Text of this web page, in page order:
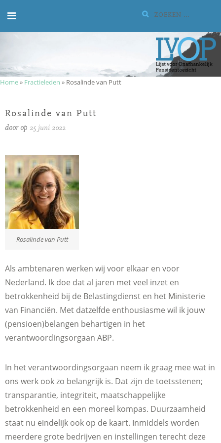
naar
de
Zoeken:
Home» Fractieleden » Rosalinde van Putt
Rosalinde van Putt
door op 25 juni 2022
Rosalinde van Putt
Als ambtenaren werken wij voor elkaar en voor
Nederland. Ik doe dat al jaren met veel inzet en
betrokkenheid bij de Belastingdienst en het Ministerie
van Financiën. Met datzelfde enthousiasme wil ik jouw
(pensioen)belangen behartigen in het
verantwoordingsorgaan ABP.
In het verantwoordingsorgaan neem ik graag mee wat in
ons werk ook zo belangrijk is. Dat zijn de toetsstenen;
transparantie, integriteit, maatschappelijke
betrokkenheid en een moreel kompas. Duurzaamheid
staat nu eindelijk ook op de kaart. Inmiddels worden
meerdere grote bedrijven en instellingen terecht deze